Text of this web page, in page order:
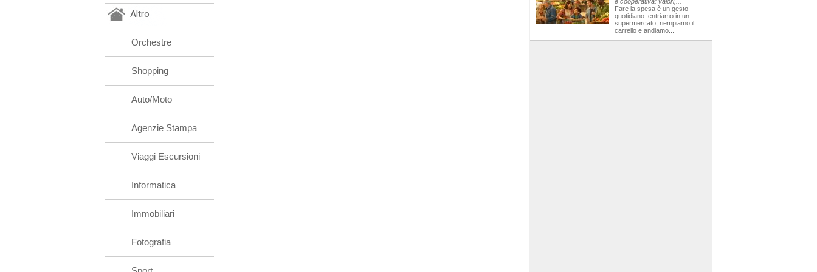
Altro
Orchestre
Shopping
Auto/Moto
Agenzie Stampa
Viaggi Escursioni
Informatica
Immobiliari
Fotografia
Fare la spesa è un gesto
quotidiano: entriamo in un
supermercato, riempiamo il
carrello e andiamo...